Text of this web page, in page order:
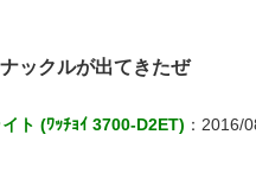
ックルが出てきたぜ
ト (ﾜｯﾁｮｲ 3700-D2ET) ：2016/